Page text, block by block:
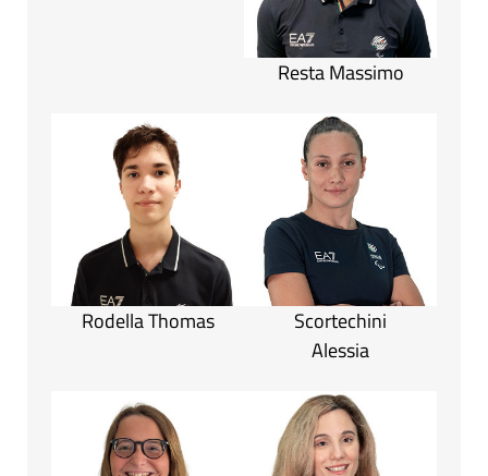
Resta Massimo
Rodella Thomas
Scortechini
Alessia